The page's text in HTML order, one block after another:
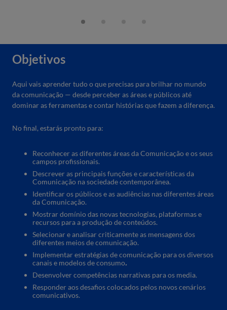
Objetivos
Aqui vais aprender tudo o que precisas para brilhar no mundo
da comunicação — desde perceber as áreas e públicos até
dominar as ferramentas e contar histórias que fazem a diferença.
No final, estarás pronto para:
Reconhecer as diferentes áreas da Comunicação e os seus
campos profissionais.
Descrever as principais funções e características da
Comunicação na sociedade contemporânea.
Identificar os públicos e as audiências nas diferentes áreas
da Comunicação.
Mostrar domínio das novas tecnologias, plataformas e
recursos para a produção de conteúdos.
Selecionar e analisar criticamente as mensagens dos
diferentes meios de comunicação.
Implementar estratégias de comunicação para os diversos
canais e modelos de consumo.
Desenvolver competências narrativas para os media.
Responder aos desafios colocados pelos novos cenários
comunicativos.